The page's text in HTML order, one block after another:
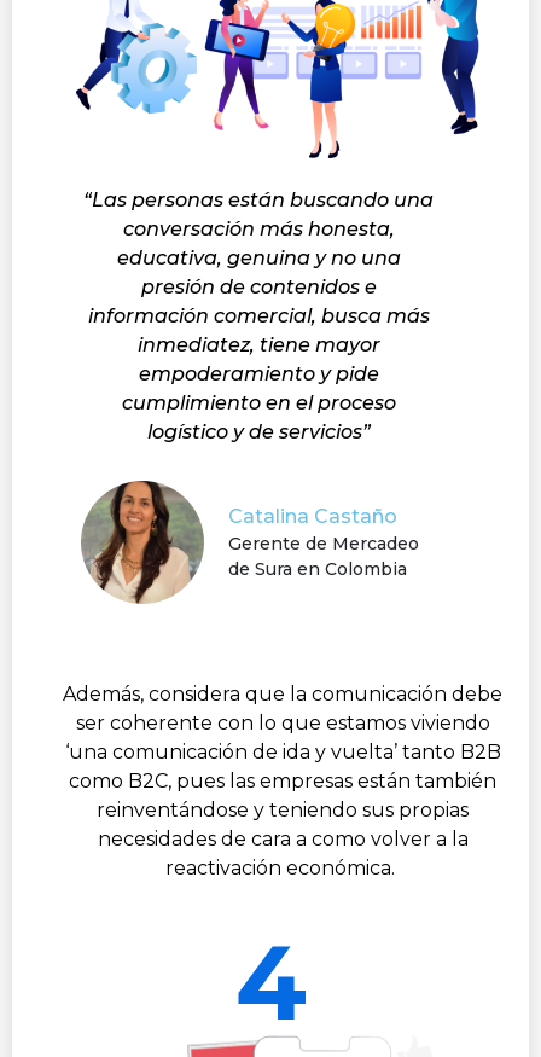
“Las personas están buscando una
conversación más honesta,
educativa, genuina y no una
presión de contenidos e
información comercial, busca más
inmediatez, tiene mayor
empoderamiento y pide
cumplimiento en el proceso
logístico y de servicios”
Catalina Castaño
Gerente de Mercadeo
de Sura en Colombia
Además, considera que la comunicación debe
ser coherente con lo que estamos viviendo
‘una comunicación de ida y vuelta’ tanto B2B
como B2C, pues las empresas están también
reinventándose y teniendo sus propias
necesidades de cara a como volver a la
reactivación económica.
4